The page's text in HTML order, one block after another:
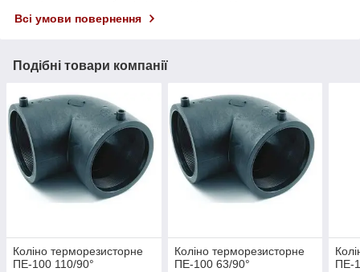
Всі умови повернення
Подібні товари компанії
Коліно терморезисторне
ПЕ-100 110/90°
Коліно терморезисторне
ПЕ-100 63/90°
ПЕ-